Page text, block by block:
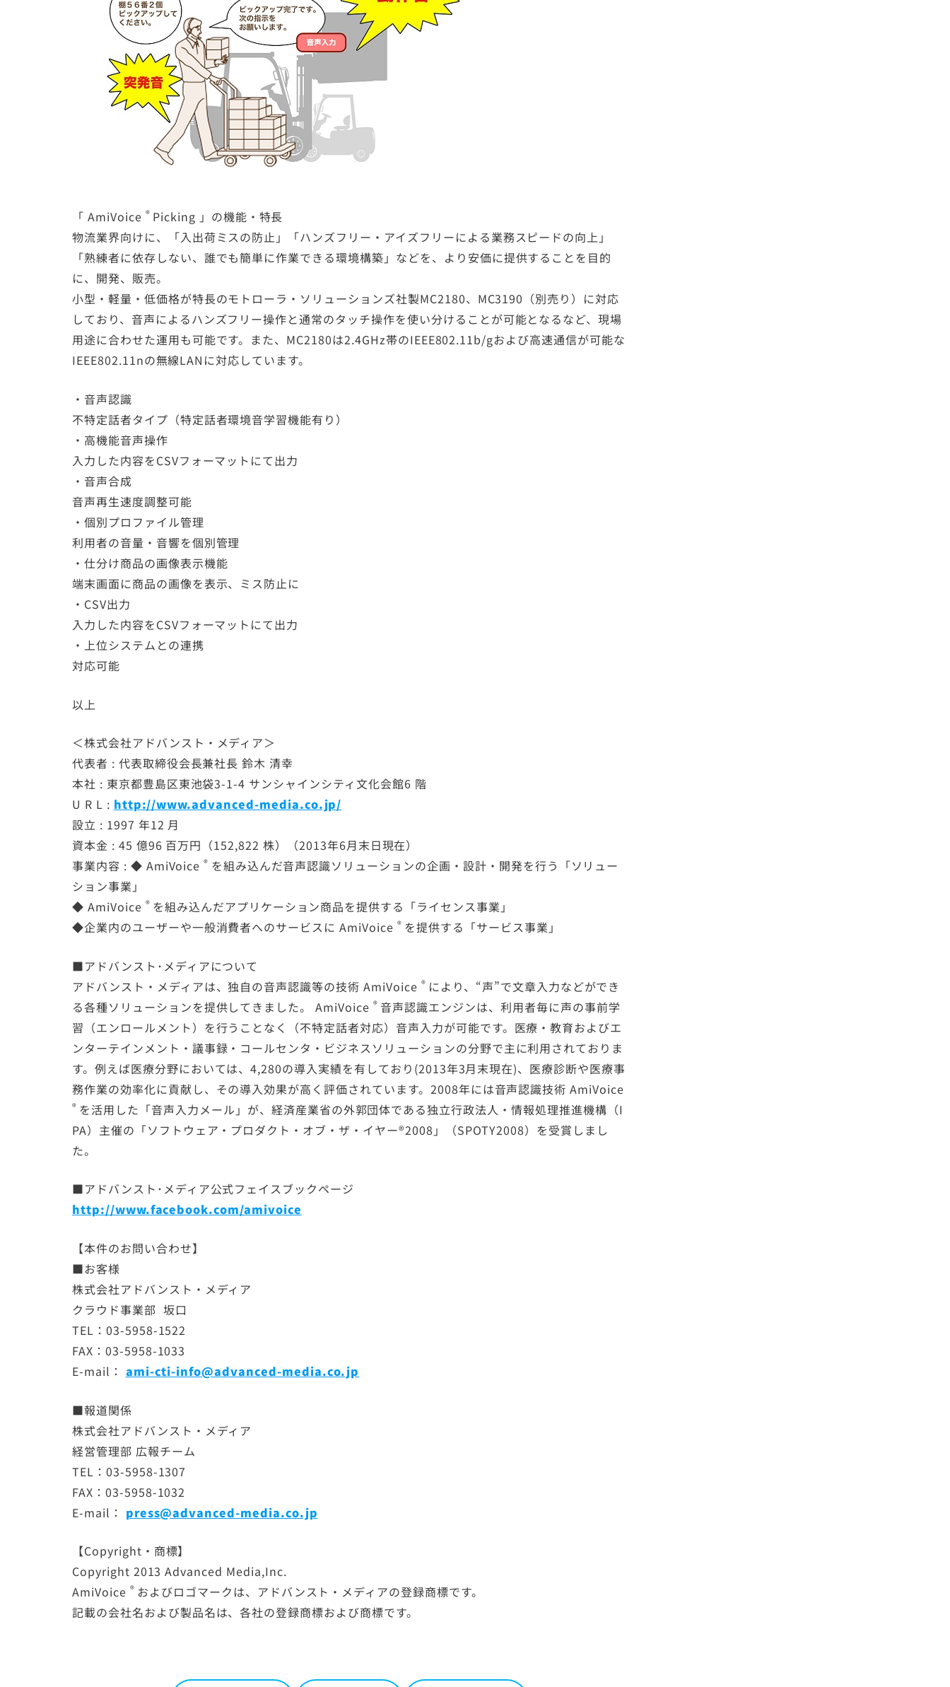
「 AmiVoice ® Picking 」の機能・特長
物流業界向けに、「入出荷ミスの防止」「ハンズフリー・アイズフリーによる業務スピードの向上」
「熟練者に依存しない、誰でも簡単に作業できる環境構築」などを、より安価に提供することを目的
に、開発、販売。
小型・軽量・低価格が特長のモトローラ・ソリューションズ社製MC2180、MC3190（別売り）に対応
しており、音声によるハンズフリー操作と通常のタッチ操作を使い分けることが可能となるなど、現場
用途に合わせた運用も可能です。また、MC2180は2.4GHz帯のIEEE802.11b/gおよび高速通信が可能な
IEEE802.11nの無線LANに対応しています。
・音声認識
不特定話者タイプ（特定話者環境音学習機能有り）
・高機能音声操作
入力した内容をCSVフォーマットにて出力
・音声合成
音声再生速度調整可能
・個別プロファイル管理
利用者の音量・音響を個別管理
・仕分け商品の画像表示機能
端末画面に商品の画像を表示、ミス防止に
・CSV出力
入力した内容をCSVフォーマットにて出力
・上位システムとの連携
対応可能
以上
＜株式会社アドバンスト・メディア＞
代表者 : 代表取締役会長兼社長 鈴木 清幸
本社 : 東京都豊島区東池袋3-1-4 サンシャインシティ文化会館6 階
U R L : http://www.advanced-media.co.jp/
設立 : 1997 年12 月
資本金 : 45 億96 百万円（152,822 株）（2013年6月末日現在）
事業内容 : ◆ AmiVoice® を組み込んだ音声認識ソリューションの企画・設計・開発を行う「ソリュー
ション事業」
◆ AmiVoice ® を組み込んだアプリケーション商品を提供する「ライセンス事業」
◆企業内のユーザーや一般消費者へのサービスにAmiVoice ® を提供する「サービス事業」
■アドバンスト･メディアについて
アドバンスト・メディアは、独自の音声認識等の技術 AmiVoice ® により、“声”で文章入力などができ
る各種ソリューションを提供してきました。AmiVoice ® 音声認識エンジンは、利用者毎に声の事前学
習（エンロールメント）を行うことなく（不特定話者対応）音声入力が可能です。医療・教育およびエ
ンターテインメント・議事録・コールセンタ・ビジネスソリューションの分野で主に利用されておりま
す。例えば医療分野においては、4,280の導入実績を有しており(2013年3月末現在)、医療診断や医療事
務作業の効率化に貢献し、その導入効果が高く評価されています。2008年には音声認識技術AmiVoice
® を活用した「音声入力メール」が、経済産業省の外郭団体である独立行政法人・情報処理推進機構（I
PA）主催の「ソフトウェア・プロダクト・オブ・ザ・イヤー®2008」（SPOTY2008）を受賞しまし
た。
■アドバンスト･メディア公式フェイスブックページ
http://www.facebook.com/amivoice
【本件のお問い合わせ】
■お客様
株式会社アドバンスト・メディア
クラウド事業部 坂口
TEL：03-5958-1522
FAX：03-5958-1033
E-mail： ami-cti-info@advanced-media.co.jp
■報道関係
株式会社アドバンスト・メディア
経営管理部 広報チーム
TEL：03-5958-1307
FAX：03-5958-1032
E-mail： press@advanced-media.co.jp
【Copyright・商標】
Copyright 2013 Advanced Media,Inc.
AmiVoice ® およびロゴマークは、アドバンスト・メディアの登録商標です。
記載の会社名および製品名は、各社の登録商標および商標です。